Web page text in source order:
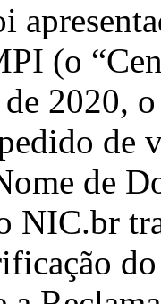
(o
2020,
de
de
NIC.br